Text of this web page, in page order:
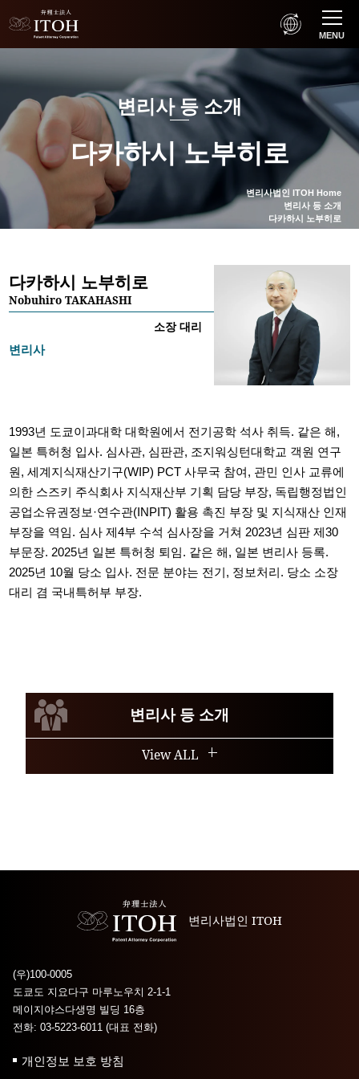
MENU
다카하시 노부히로
변리사 등 소개
변리사법인 ITOH Home
변리사 등 소개
다카하시 노부히로
다카하시 노부히로
Nobuhiro TAKAHASHI
소장 대리
변리사
1993년 도쿄이과대학 대학원에서 전기공학 석사 취득. 같은 해,
일본 특허청 입사. 심사관, 심판관, 조지워싱턴대학교 객원 연구
원, 세계지식재산기구(WIP) PCT 사무국 참여, 관민 인사 교류에
의한 스즈키 주식회사 지식재산부 기획 담당 부장, 독립행정법인
공업소유권정보·연수관(INPIT) 활용 촉진 부장 및 지식재산 인재
부장을 역임. 심사 제4부 수석 심사장을 거쳐 2023년 심판 제30
부문장. 2025년 일본 특허청 퇴임. 같은 해, 일본 변리사 등록.
2025년 10월 당소 입사. 전문 분야는 전기, 정보처리. 당소 소장
대리 겸 국내특허부 부장.
변리사 등 소개
View ALL
변리사법인 ITOH
(우)100-0005
도쿄도 지요다구 마루노우치 2-1-1
메이지야스다생명 빌딩 16층
전화: 03-5223-6011 (대표 전화)
개인정보 보호 방침